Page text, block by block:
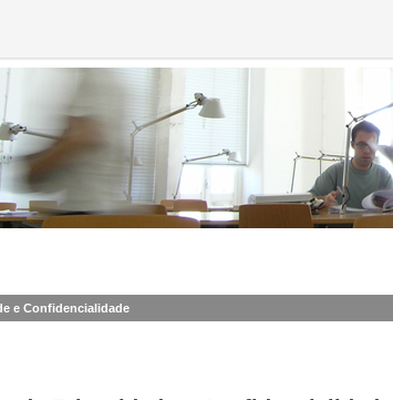
e Confidencialidade